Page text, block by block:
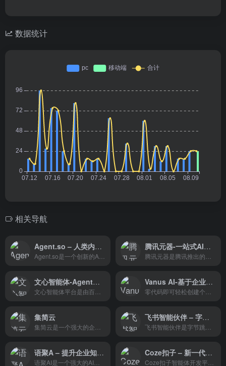
数据统计
相关导航
Agent.so – 人类内识的整个历史都是你的 腾讯元器-一站式AI智能体创作与分发平台
文心智能体-Agent平台，多模态生成 Vanus AI-基于企业业务轻松构建 定制化 机器人
集简云 飞书智能伙伴 – 字节旗下飞书平台推出的AI办公助手
语聚A – 提升企业知识管理能力的智能助手 Coze扣子 – 新一代AI大模型智能体开发平台